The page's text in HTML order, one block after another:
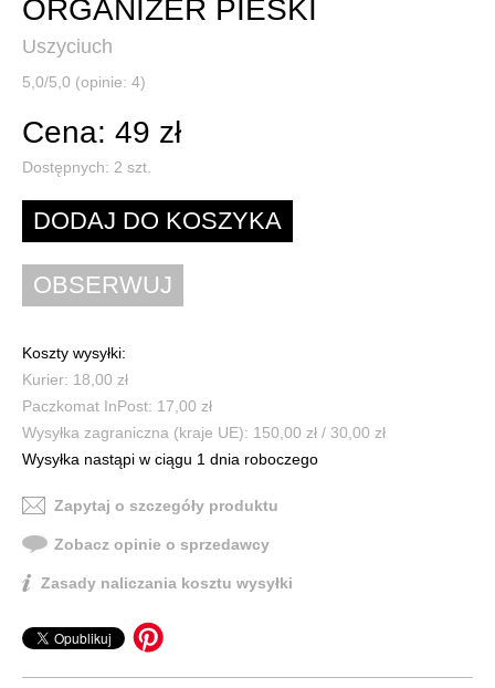
ORGANIZER PIESKI
Uszyciuch
5,0/5,0 (opinie: 4)
Cena: 49 zł
Dostępnych: 2 szt.
Koszty wysyłki:
Kurier: 18,00 zł
Paczkomat InPost: 17,00 zł
Wysyłka zagraniczna (kraje UE): 150,00 zł / 30,00 zł
Wysyłka nastąpi w ciągu 1 dnia roboczego
Zapytaj o szczegóły produktu
Zobacz opinie o sprzedawcy
Zasady naliczania kosztu wysyłki